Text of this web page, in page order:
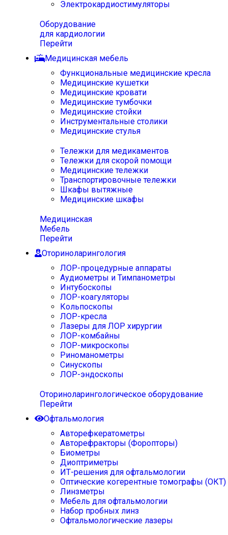
Электрокардиостимуляторы
Оборудование
для кардиологии
Перейти
Медицинская мебель
Функциональные медицинские кресла
Медицинские кушетки
Медицинские кровати
Медицинские тумбочки
Медицинские стойки
Инструментальные столики
Медицинские стулья
Тележки для медикаментов
Тележки для скорой помощи
Медицинские тележки
Транспортировочные тележки
Шкафы вытяжные
Медицинские шкафы
Медицинская
Мебель
Перейти
Оториноларингология
ЛОР-процедурные аппараты
Аудиометры и Тимпанометры
Интубоскопы
ЛОР-коагуляторы
Кольпоскопы
ЛОР-кресла
Лазеры для ЛОР хирургии
ЛОР-комбайны
ЛОР-микроскопы
Риноманометры
Синускопы
ЛОР-эндоскопы
Оториноларингологическое оборудование
Перейти
Офтальмология
Авторефкератометры
Авторефракторы (Форопторы)
Биометры
Диоптриметры
ИТ-решения для офтальмологии
Оптические когерентные томографы (ОКТ)
Линзметры
Мебель для офтальмологии
Набор пробных линз
Офтальмологические лазеры